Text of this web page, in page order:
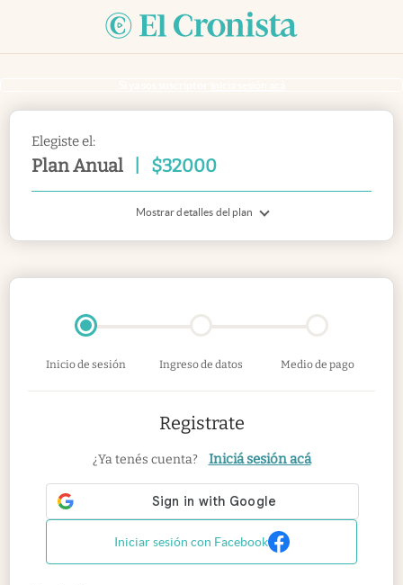
Elegiste el:
Plan Anual $32000
Mostrar detalles del plan
Inicio de sesión Ingreso de datos Medio de pago
Registrate
¿Ya tenés cuenta? Iniciá sesión acá
Iniciar sesión con Facebook